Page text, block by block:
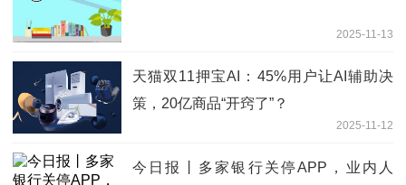
2025-11-13
天猫双11押宝AI：45%用户让AI辅助决
策，20亿商品“开窍了”？
2025-11-12
今日报丨多家银行关停APP，业内人